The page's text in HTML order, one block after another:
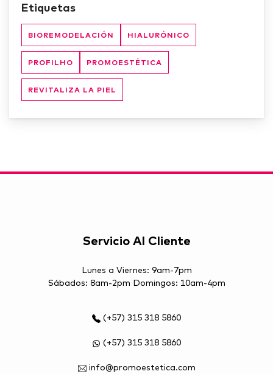
Etiquetas
BIOREMODELACIÓN HIALURÓNICO
PROFILHO PROMOESTÉTICA
REVITALIZA LA PIEL
Servicio Al Cliente
Lunes a Viernes: 9am-7pm
Sábados: 8am-2pm Domingos: 10am-4pm
(+57) 315 318 5860
(+57) 315 318 5860
info@promoestetica.com